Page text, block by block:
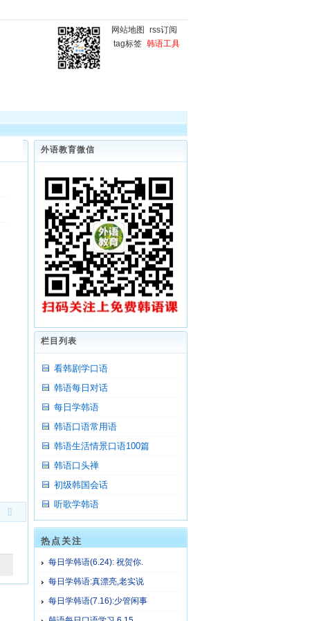
网站地图
rss订阅
tag标签 韩语工具
[]
外语教育微信
栏目列表
看韩剧学口语
韩语每日对话
每日学韩语
韩语口语常用语
韩语生活情景口语100篇
韩语口头禅
初级韩国会话
听歌学韩语
热点关注
每日学韩语(6.24): 祝贺你.
每日学韩语:真漂亮,老实说
每日学韩语(7.16):少管闲事